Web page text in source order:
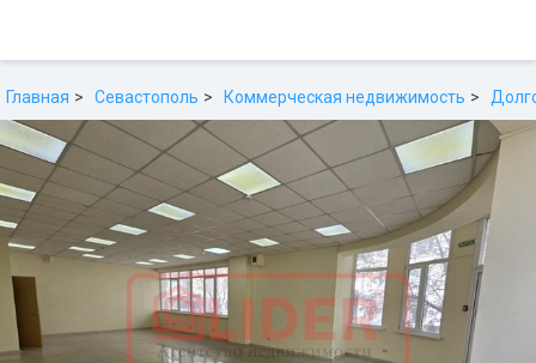
Главная Севастополь Коммерческая недвижимость